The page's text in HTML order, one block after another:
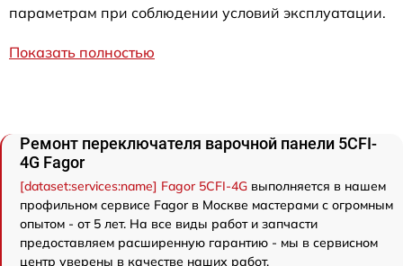
параметрам при соблюдении условий эксплуатации.
Показать полностью
Ремонт переключателя варочной панели 5CFI-
4G Fagor
[dataset:services:name] Fagor 5CFI-4G выполняется в нашем
профильном сервисе Fagor в Москве мастерами с огромным
опытом - от 5 лет. На все виды работ и запчасти
предоставляем расширенную гарантию - мы в сервисном
центр уверены в качестве наших работ.